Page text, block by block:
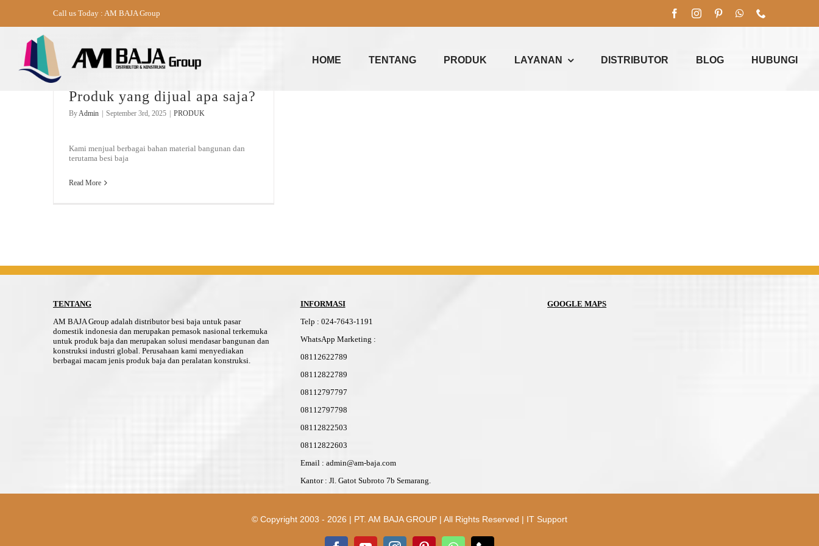
Call us Today : AM BAJA Group
HOME TENTANG PRODUK LAYANAN DISTRIBUTOR BLOG HUBUNGI
Produk yang dijual apa saja?
ByAdmin September 3rd, 2025 PRODUK
Kami menjual berbagai bahan material bangunan dan
terutama besi baja
Read More
TENTANG
AM BAJA Group adalah distributor besi baja untuk pasar
domestik indonesia dan merupakan pemasok nasional terkemuka
untuk produk baja dan merupakan solusi mendasar bangunan dan
konstruksi industri global. Perusahaan kami menyediakan
berbagai macam jenis produk baja dan peralatan konstruksi.
INFORMASI
Telp : 024-7643-1191
WhatsApp Marketing :
08112622789
08112822789
08112797797
08112797798
08112822503
08112822603
Email : admin@am-baja.com
Kantor : Jl. Gatot Subroto 7b Semarang.
GOOGLE MAPS
© Copyright 2003 - 2026 | PT. AM BAJA GROUP | All Rights Reserved | IT Support